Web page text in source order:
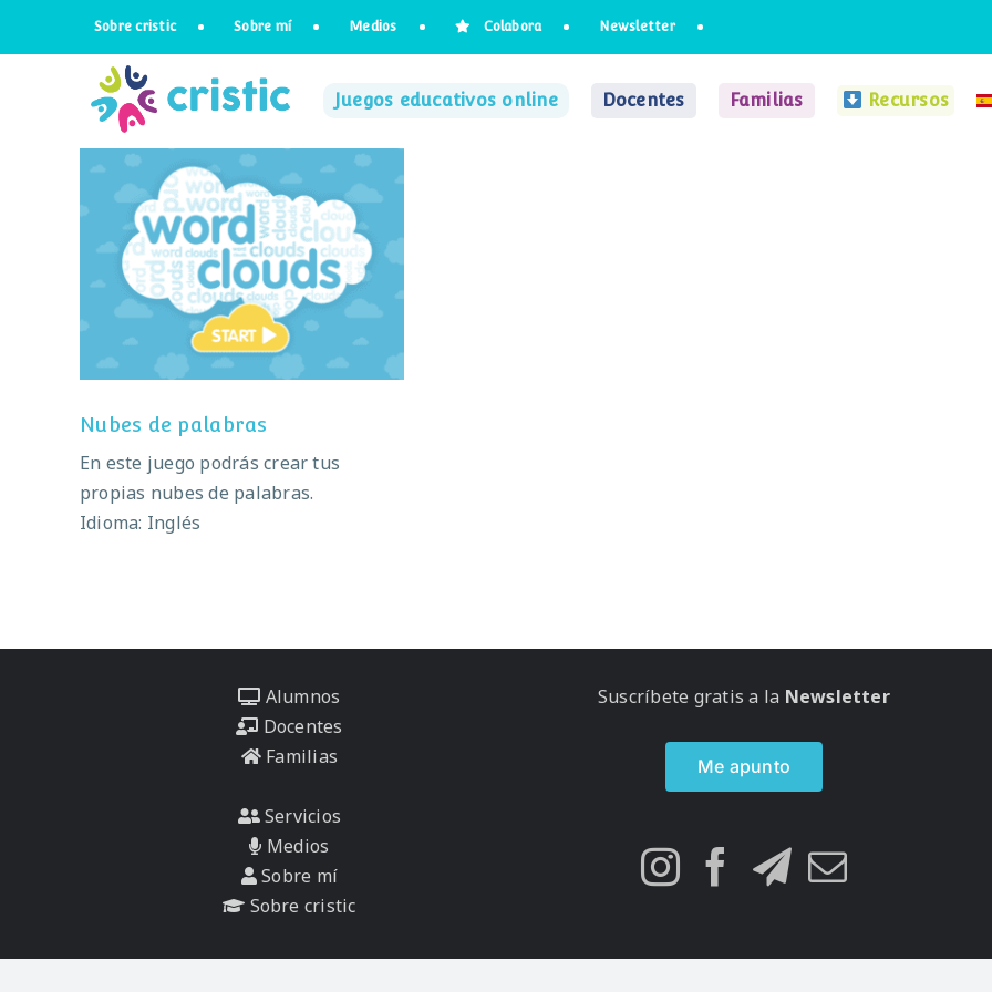
Sobre cristic Sobre mí Medios Colabora Newsletter
Juegos educativos online Docentes Familias Recursos
Nubes de palabras
Nubes de palabras
En este juego podrás crear tus
propias nubes de palabras.
Idioma: Inglés
Alumnos
Docentes
Familias
Servicios
Medios
Sobre mí
Sobre cristic
Suscríbete gratis a la Newsletter
Me apunto